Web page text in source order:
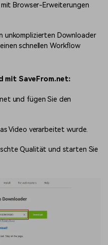
Browser-Erweiterungen
unkomplizierten Downloader
schnellen Workflow
SaveFrom.net:
und fügen Sie den
Video verarbeitet wurde.
Qualität und starten Sie